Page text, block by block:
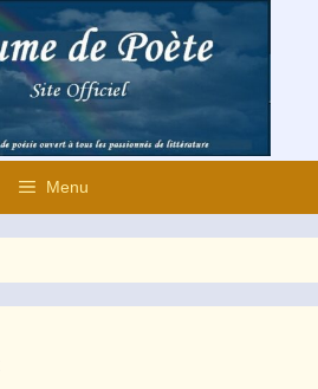
Menu